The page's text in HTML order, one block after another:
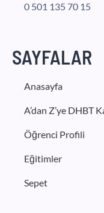
0 501 135 70 15
SAYFALAR
Anasayfa
A’dan Z’ye DHBT
Öğrenci Profili
Eğitimler
Sepet